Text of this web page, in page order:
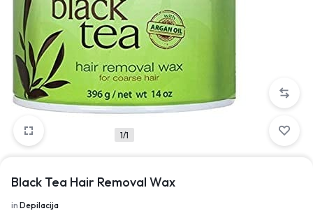
Shop What's New
Sign in
1/1
Black Tea Hair Removal Wax
in Depilacija